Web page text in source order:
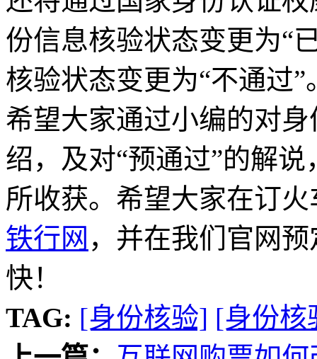
份信息核验状态变更为“
核验状态变更为“不通过
希望大家通过小编的对
绍，及对“预通过”的解
所收获。希望大家在订
铁行网 ，并在我们官网
快！
TAG: [身份核验] [身份核